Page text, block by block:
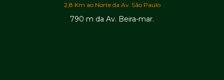
2,8 Km ao Norte da Av. São Paulo
790 m da Av. Beira-mar.